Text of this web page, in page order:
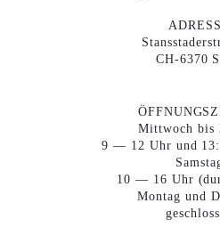
CH-6370
Mittwoch bis
9 — 12 Uhr und
10 — 16 Uhr
Montag und